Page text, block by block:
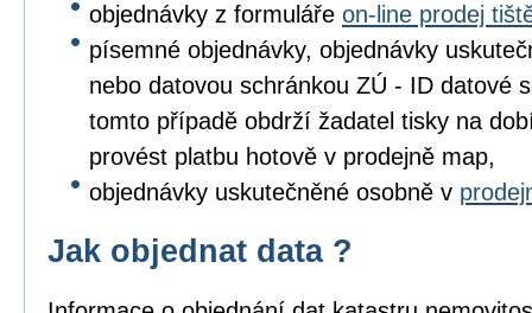
objednávky z formuláře on-line prodej
písemné objednávky, objednávky
nebo datovou schránkou ZÚ - ID datové
tomto případě obdrží žadatel tisky na
provést platbu hotově v prodejně map,
objednávky uskutečněné osobně v
Jak objednat data ?